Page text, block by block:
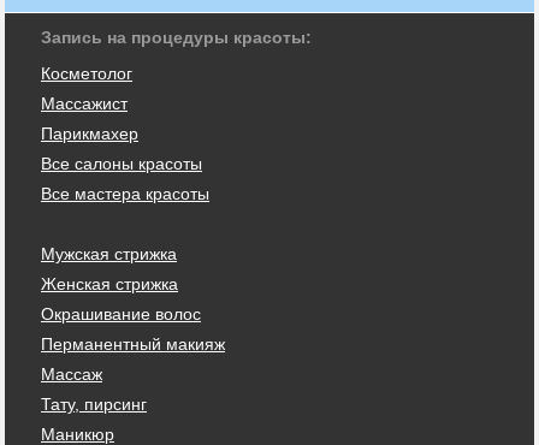
Запись на процедуры красоты:
Косметолог
Массажист
Парикмахер
Все салоны красоты
Все мастера красоты
Мужская стрижка
Женская стрижка
Окрашивание волос
Перманентный макияж
Массаж
Тату, пирсинг
Маникюр